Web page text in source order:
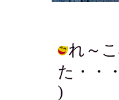
れ～
た・・
)